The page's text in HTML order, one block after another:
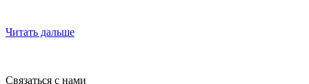
Читать дальше
Связаться с нами